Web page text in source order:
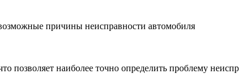
причины неисправности автомобиля
позволяет наиболее точно определить проблему